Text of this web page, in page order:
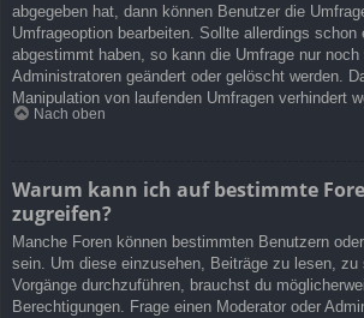
abgegeben hat, dann können Benutzer die
Umfrageoption bearbeiten. Sollte allerdings schon
abgestimmt haben, so kann die Umfrage nur
Administratoren geändert oder gelöscht werden.
Manipulation von laufenden Umfragen verhindert
Nach oben
Warum kann ich auf bestimmte
zugreifen?
Manche Foren können bestimmten Benutzern
sein. Um diese einzusehen, Beiträge zu lesen, zu
Vorgänge durchzuführen, brauchst du
Berechtigungen. Frage einen Moderator oder